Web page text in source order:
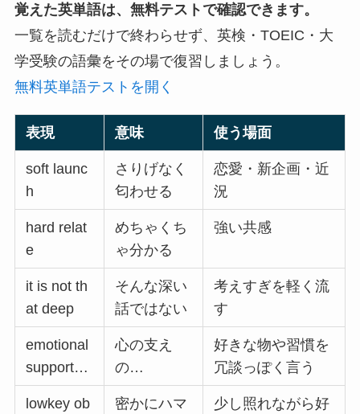
覚えた英単語は、無料テストで確認できます。
一覧を読むだけで終わらせず、英検・TOEIC・大
学受験の語彙をその場で復習しましょう。
無料英単語テストを開く
表現 意味 使う場面
soft launc
h
さりげなく
匂わせる
恋愛・新企画・近
況
hard relat
e
めちゃくち
ゃ分かる
強い共感
it is not th
at deep
そんな深い
話ではない
考えすぎを軽く流
す
emotional
support…
心の支え
の…
好きな物や習慣を
冗談っぽく言う
lowkey ob
密かにハマ
少し照れながら好